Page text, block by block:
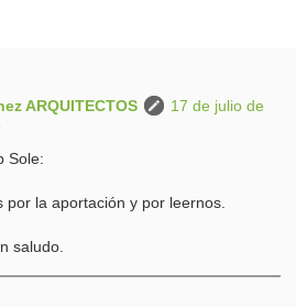
ARQUITECTOS
17 de julio de
Sole:
por la aportación y por leernos.
saludo.